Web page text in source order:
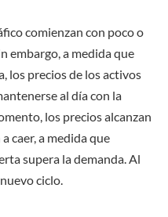
comienzan con poco o
embargo, a medida que
los precios de los activos
al día con la
los precios alcanzan
caer, a medida que
supera la demanda. Al
ciclo.